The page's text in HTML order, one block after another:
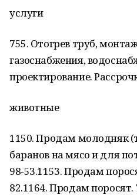
услуги
755. Отогрев труб,
газоснабжения,
проектирование.
животные
1150. Продам молодняк
баранов на мясо и для
98-53.1153. Продам
82.1164. Продам поросят.